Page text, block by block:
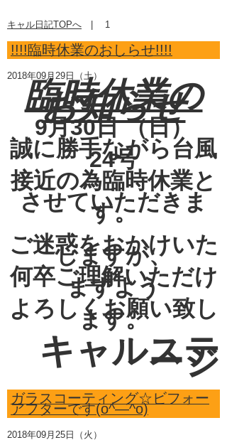
キャル日記TOPへ | 1
!!!!臨時休業のおしらせ!!!!
2018年09月29日（土）
臨時休業の
お知らせ
9月30日 （日）
誠に勝手ながら台風
24号
接近の為臨時休業と
させていただきま
す。
ご迷惑をおかけいた
しますが、
何卒ご理解いただけ
ますよう
よろしくお願い致し
ます。
キャルステ
ージ
ガラスコーティング☆ビフォー
アフターです(o^―^o)
2018年09月25日（火）